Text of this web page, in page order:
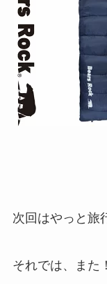
次回はやっと旅
それでは、また